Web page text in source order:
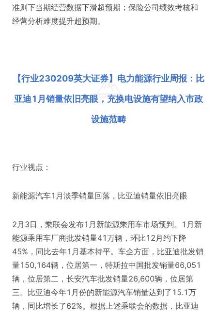
准则下当期经营数据下滑超预期；保险公司绩效考核和
经营分析难度提升超预期。
【行业230209英大证券】电力能源行业周报：比
亚迪1月销量依旧亮眼，充换电设施有望纳入市政
设施范畴
行业视点：
新能源汽车1月淡季销量回落，比亚迪销量依旧亮眼
2月3日，乘联会发布1月新能源乘用车市场预判。1月新
能源乘用车厂商批发销量41万辆，环比12月约下降
45%，同比去年1月基本持平。车企方面，比亚迪批发销
量150,164辆，位居第一，特斯拉中国批发销量66,051
辆，位居第二，长安汽车批发销量26,600辆，位居第
三。比亚迪今年1月份的新能源汽车销量达到了15.1万
辆，同比增长了62%。根据上述乘联会的数据，比亚迪